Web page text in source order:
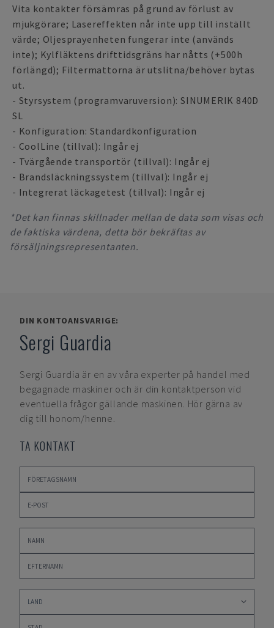
Vita kontakter försämras på grund av förlust av
mjukgörare; Lasereffekten når inte upp till inställt
värde; Oljesprayenheten fungerar inte (används
inte); Kylfläktens drifttidsgräns har nåtts (+500h
förlängd); Filtermattorna är utslitna/behöver bytas
ut.
- Styrsystem (programvaruversion): SINUMERIK 840D
SL
- Konfiguration: Standardkonfiguration
- CoolLine (tillval): Ingår ej
- Tvärgående transportör (tillval): Ingår ej
- Brandsläckningssystem (tillval): Ingår ej
- Integrerat läckagetest (tillval): Ingår ej
*Det kan finnas skillnader mellan de data som visas och
de faktiska värdena, detta bör bekräftas av
försäljningsrepresentanten.
DIN KONTOANSVARIGE:
Sergi Guardia
Sergi Guardia är en av våra experter på handel med
begagnade maskiner och är din kontaktperson vid
eventuella frågor gällande maskinen. Hör gärna av
dig till honom/henne.
TA KONTAKT